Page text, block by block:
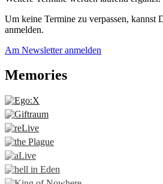
Um keine Termine zu verpassen, kannst
anmelden.
Am Newsletter anmelden
Memories